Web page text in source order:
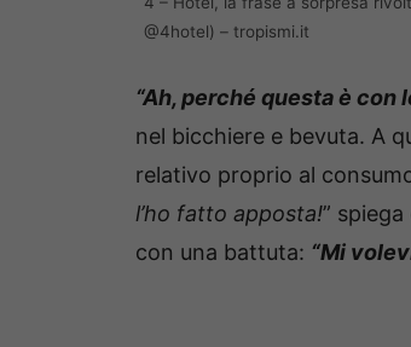
@4hotel) – tropismi.it
“Ah, perché questa è con
nel bicchiere e bevuta. A
relativo proprio al
l’ho fatto apposta!”
con una battuta: “Mi